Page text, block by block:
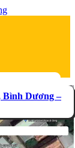
Bình Dương –